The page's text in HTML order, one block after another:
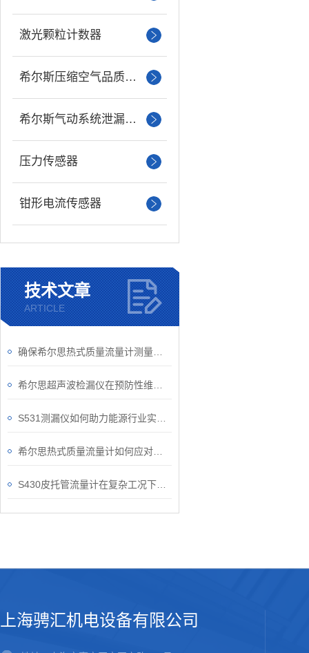
激光颗粒计数器
希尔斯压缩空气品质分析仪
希尔斯气动系统泄漏检测仪
压力传感器
钳形电流传感器
技术文章
ARTICLE
上海骋汇机电设备有限公司